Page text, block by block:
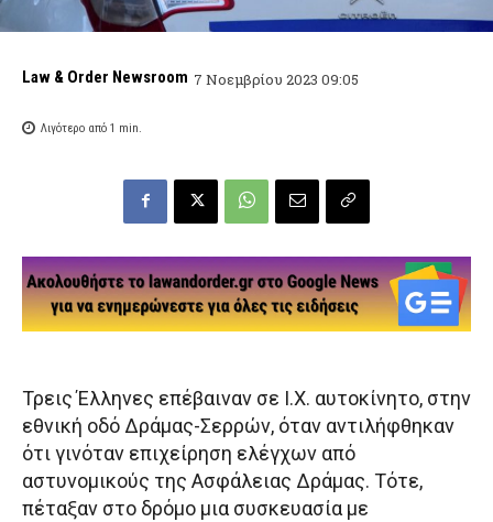
Law & Order Newsroom 7 Νοεμβρίου 2023 09:05
Λιγότερο από 1 min.
Τρεις Έλληνες επέβαιναν σε Ι.Χ. αυτοκίνητο, στην
εθνική οδό Δράμας-Σερρών, όταν αντιλήφθηκαν
ότι γινόταν επιχείρηση ελέγχων από
αστυνομικούς της Ασφάλειας Δράμας. Τότε,
πέταξαν στο δρόμο μια συσκευασία με